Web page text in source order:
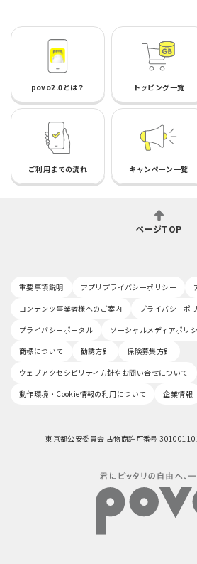
povo2.0とは？ トッピング一覧
ご利用までの流れ キャンペーン一覧
ページTOP
重要事項説明 アプリプライバシーポリシー
コンテンツ事業者様へのご案内
プライバシーポ
プライバシーポータル
ソーシャルメディアポリ
商標について
勧誘方針
保険募集方針
ウェブアクセシビリティ方針やお問い合せについて
動作環境・Cookie情報の利用について
企業情報
東京都公安委員会 古物商許可番号